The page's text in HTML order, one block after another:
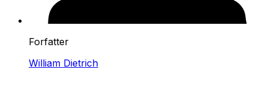
Forfatter
William Dietrich